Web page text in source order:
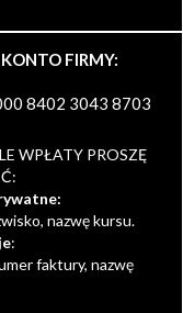
FIRMY:
8402 3043 8703
WPŁATY PROSZĘ
nazwę kursu.
:
faktury, nazwę